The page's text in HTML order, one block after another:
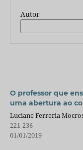
Autor
O professor que
uma abertura ao
Luciane Ferreria
221-236
01/01/2019